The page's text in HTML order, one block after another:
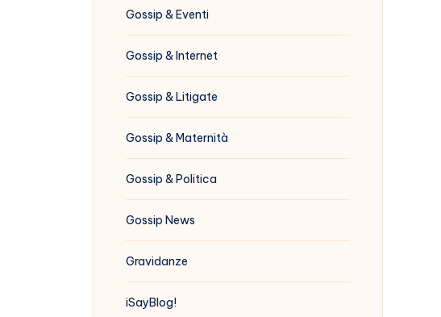
Gossip & Eventi
Gossip & Internet
Gossip & Litigate
Gossip & Maternità
Gossip & Politica
Gossip News
Gravidanze
iSayBlog!